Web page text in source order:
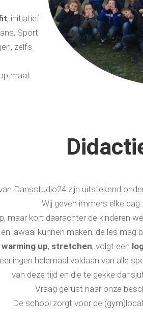
, initiatief
Sport
zelfs
maat
Dansstudio24 zijn uitstekend
Wij geven immers elke dag
maar kort daarachter de kinderen
en lawaai kunnen maken; de les mag
warming up, stretchen, volgt een
helemaal voldaan van alle
van deze tijd en die te gekke
Vraag gerust naar onze
De school zorgt voor de